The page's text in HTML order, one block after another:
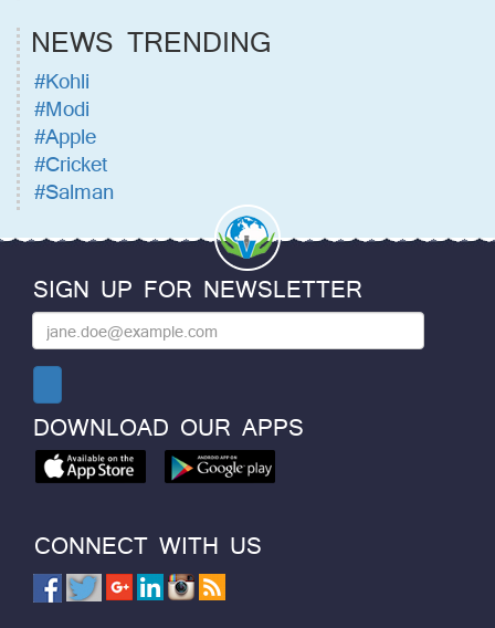
NEWS TRENDING
#Kohli
#Modi
#Apple
#Cricket
#Salman
SIGN UP FOR NEWSLETTER
DOWNLOAD OUR APPS
CONNECT WITH US